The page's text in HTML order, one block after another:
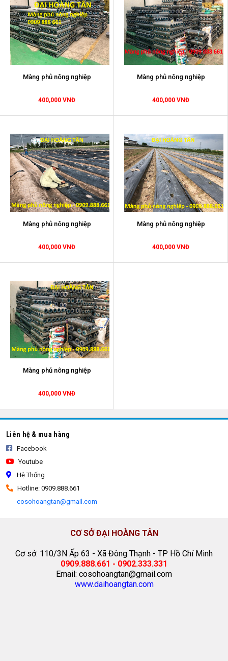
Màng phủ nông nghiệp
400,000 VNĐ
Màng phủ nông nghiệp
400,000 VNĐ
Màng phủ nông nghiệp
400,000 VNĐ
Màng phủ nông nghiệp
400,000 VNĐ
Màng phủ nông nghiệp
400,000 VNĐ
Liên hệ & mua hàng
Facebook
Youtube
Hệ Thống
Hotline: 0909.888.661
cosohoangtan@gmail.com
CƠ SỞ ĐẠI HOÀNG TÂN
Cơ sở: 110/3N Ấp 63 - Xã Đông Thạnh - TP Hồ Chí Minh
0909.888.661 - 0902.333.331
Email: cosohoangtan@gmail.com
www.daihoangtan.com